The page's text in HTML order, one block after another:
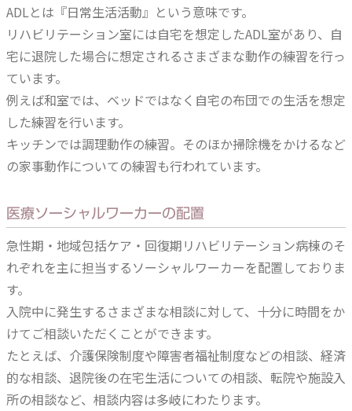
ADLとは『日常生活活動』という意味です。
リハビリテーション室には自宅を想定したADL室があり、自
宅に退院した場合に想定されるさまざまな動作の練習を行っ
ています。
例えば和室では、ベッドではなく自宅の布団での生活を想定
した練習を行います。
キッチンでは調理動作の練習。そのほか掃除機をかけるなど
の家事動作についての練習も行われています。
医療ソーシャルワーカーの配置
急性期・地域包括ケア・回復期リハビリテーション病棟のそ
れぞれを主に担当するソーシャルワーカーを配置しておりま
す。
入院中に発生するさまざまな相談に対して、十分に時間をか
けてご相談いただくことができます。
たとえば、介護保険制度や障害者福祉制度などの相談、経済
的な相談、退院後の在宅生活についての相談、転院や施設入
所の相談など、相談内容は多岐にわたります。